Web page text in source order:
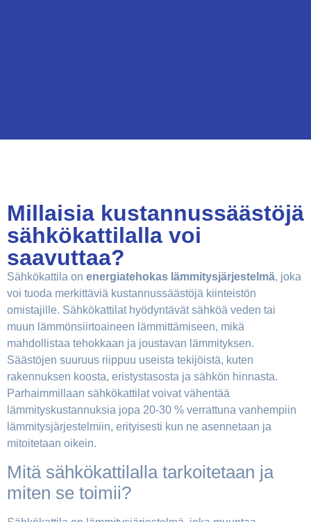
Millaisia kustannussäästöjä
sähkökattilalla voi
saavuttaa?
Sähkökattila on energiatehokas lämmitysjärjestelmä, joka
voi tuoda merkittäviä kustannussäästöjä kiinteistön
omistajille. Sähkökattilat hyödyntävät sähköä veden tai
muun lämmönsiirtoaineen lämmittämiseen, mikä
mahdollistaa tehokkaan ja joustavan lämmityksen.
Säästöjen suuruus riippuu useista tekijöistä, kuten
rakennuksen koosta, eristystasosta ja sähkön hinnasta.
Parhaimmillaan sähkökattilat voivat vähentää
lämmityskustannuksia jopa 20-30 % verrattuna vanhempiin
lämmitysjärjestelmiin, erityisesti kun ne asennetaan ja
mitoitetaan oikein.
Mitä sähkökattilalla tarkoitetaan ja
miten se toimii?